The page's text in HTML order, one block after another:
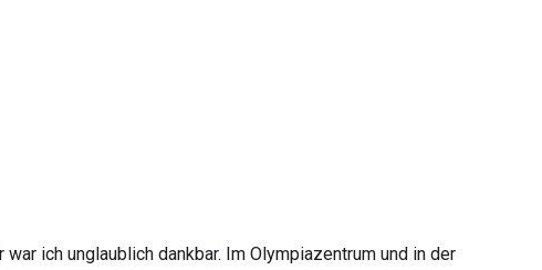
ich unglaublich dankbar. Im Olympiazentrum und in der